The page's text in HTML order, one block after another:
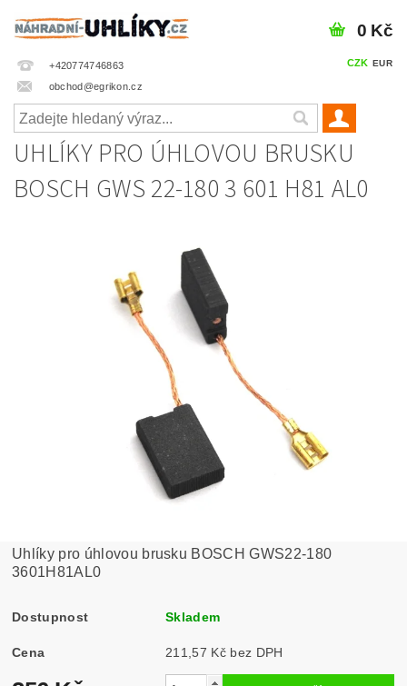
+420774746863
obchod@egrikon.cz
CZK EUR
0 Kč
UHLÍKY PRO ÚHLOVOU BRUSKU
BOSCH GWS 22-180 3 601 H81 AL0
Uhlíky pro úhlovou brusku BOSCH GWS22-180
3601H81AL0
Dostupnost Skladem
Cena 211,57 Kč bez DPH